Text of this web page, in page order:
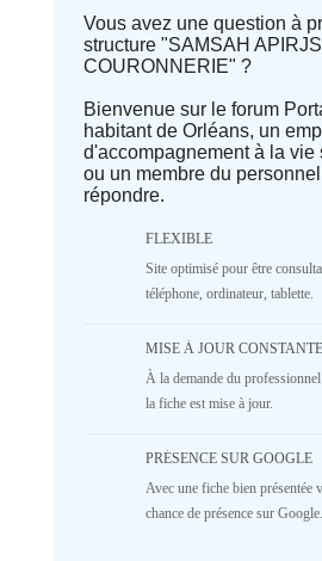
⭐ Qualité
Deprecated: implode():
parameter #1 ($separator)
array|string is deprecated in
/home/lepetitbz/
on line1687
♥️ Confort
Deprecated: implode():
array|string is deprecated in
/home/lepetitbz/
5 4 3
1
NR
✅ Mécanique
Vous avez une question à
structure "SAMSAH
COURONNERIE" ?
Bienvenue sur le forum
habitant de Orléans, un
d'accompagnement à la vie
ou un membre du
répondre.
FLEXIBLE
Site optimisé pour être
téléphone, ordinateur, tablette.
MISE À JOUR CONSTANTE
À la demande du
la fiche est mise à jour.
PRÉSENCE SUR GOOGLE
Avec une fiche bien présentée
chance de présence sur Google.